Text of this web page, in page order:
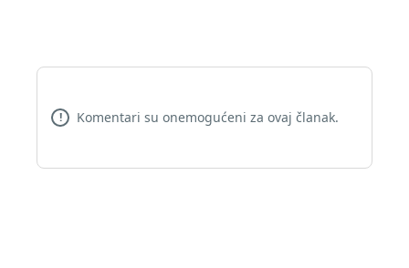
! Komentari su onemogućeni za ovaj članak.